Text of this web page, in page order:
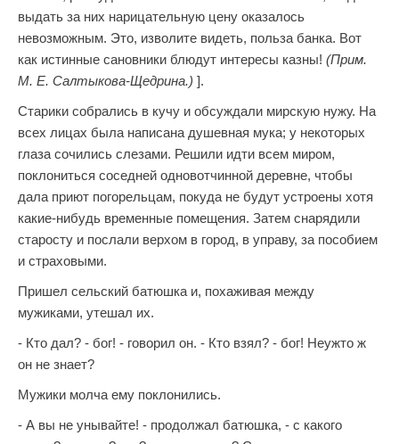
выдать за них нарицательную цену оказалось
невозможным. Это, изволите видеть, польза банка. Вот
как истинные сановники блюдут интересы казны! (Прим.
М. Е. Салтыкова-Щедрина.) ].
Старики собрались в кучу и обсуждали мирскую нужу. На
всех лицах была написана душевная мука; у некоторых
глаза сочились слезами. Решили идти всем миром,
поклониться соседней одновотчинной деревне, чтобы
дала приют погорельцам, покуда не будут устроены хотя
какие-нибудь временные помещения. Затем снарядили
старосту и послали верхом в город, в управу, за пособием
и страховыми.
Пришел сельский батюшка и, похаживая между
мужиками, утешал их.
- Кто дал? - бог! - говорил он. - Кто взял? - бог! Неужто ж
он не знает?
Мужики молча ему поклонились.
- А вы не унывайте! - продолжал батюшка, - с какого